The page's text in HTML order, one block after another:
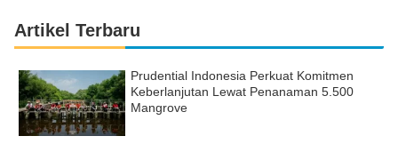
Artikel Terbaru
Prudential Indonesia Perkuat Komitmen
Keberlanjutan Lewat Penanaman 5.500
Mangrove